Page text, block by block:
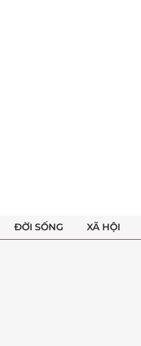
ĐỜI SỐNG XÃ HỘI